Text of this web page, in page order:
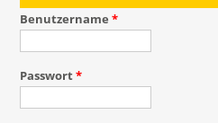
Benutzername*
Passwort*